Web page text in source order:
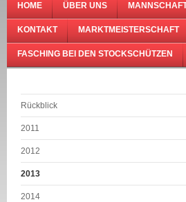
HOME ÜBER UNS
KONTAKT MARKTMEISTERSCHAFT
FASCHING BEI DEN STOCKSCHÜTZEN
Rückblick
2011
2012
2013
2014